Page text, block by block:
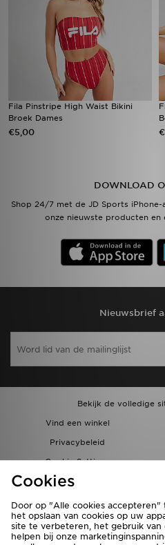
Fila Pinstripe High Waist Bikini
Broek Dames
€5,00
DOWNLOAD
Shop 24/7 met de JD Sports
onze nieuwste producten en
Nieuwsbrief
Bekijk de volledige
Vind een winkel
Privacybeleid
Cookie Settings
Bestellingen en Levering
Klantenservice
Download de app
Wie wij zijn
Cookies
Door op "Alle cookies
het opslaan van cookies op uw
site te verbeteren, het gebruik
helpen bij onze